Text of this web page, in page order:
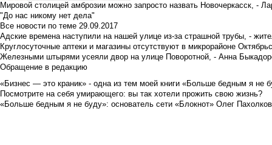
Мировой столицей амброзии можно запросто назвать Новочеркасск, -
"До нас никому нет дела"
Все новости по теме 29.09.2017
Адские времена наступили на нашей улице из-за страшной трубы, -
Круглосуточные аптеки и магазины отсутствуют в микрорайоне
Железными штырями усеяли двор на улице Поворотной, - Анна
Обращение в редакцию
«Бизнес — это краник» - одна из тем моей книги «Больше бедным я не
Посмотрите на себя умирающего: вы так хотели прожить свою жизнь?
«Больше бедным я не буду»: основатель сети «Блокнот» Олег Пахолков